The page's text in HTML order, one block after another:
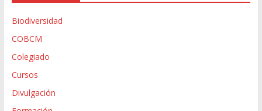
Biodiversidad
COBCM
Colegiado
Cursos
Divulgación